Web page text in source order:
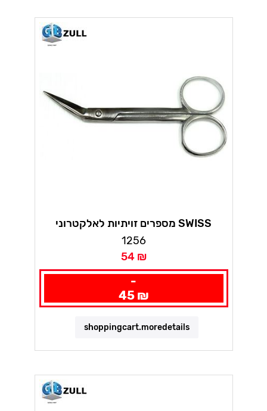
מספרים זויתיות לאלקטרוני SWISS
1256
54 ₪
-
45 ₪
shoppingcart.moredetails